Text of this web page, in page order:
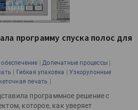
программу спуска полос для
| Допечатные процессы |
| Гибкая упаковка |Узкорулонные
печать |
программное решение с
которое, как уверяет